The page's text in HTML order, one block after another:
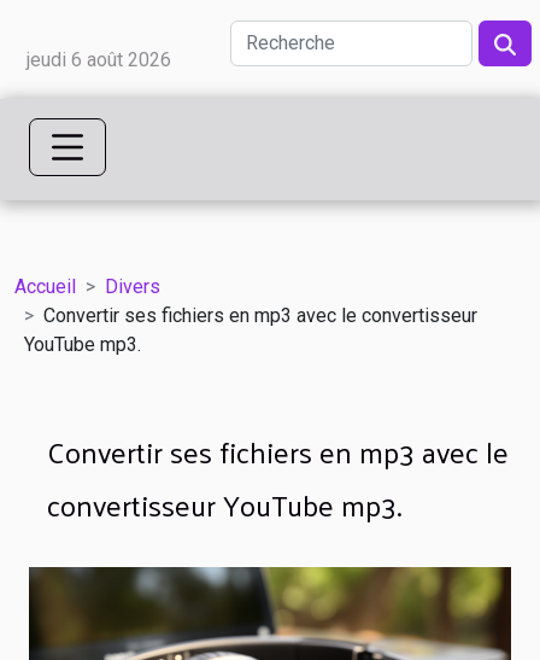
jeudi 6 août 2026
Accueil
Divers
Convertir ses fichiers en mp3 avec le convertisseur
YouTube mp3.
Convertir ses fichiers en mp3 avec le
convertisseur YouTube mp3.